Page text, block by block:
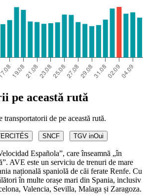
pe această rută
de pe această rută.
SNCF TGV inOui
Española”, care înseamnă „în
AVE este un serviciu de trenuri de mare
națională spaniolă de căi ferate Renfe. Cu
în multe orașe mari din Spania, inclusiv
Valencia, Sevilla, Malaga și Zaragoza.